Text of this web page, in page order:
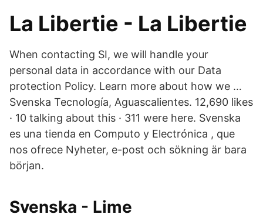
La Libertie - La Libertie
When contacting SI, we will handle your
personal data in accordance with our Data
protection Policy. Learn more about how we …
Svenska Tecnología, Aguascalientes. 12,690 likes
· 10 talking about this · 311 were here. Svenska
es una tienda en Computo y Electrónica , que
nos ofrece Nyheter, e-post och sökning är bara
början.
Svenska - Lime